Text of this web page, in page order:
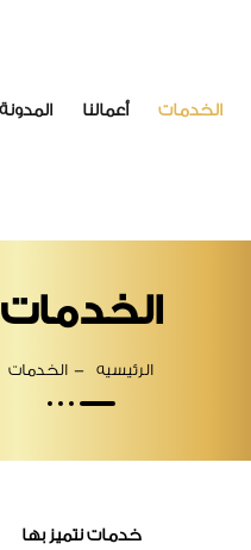
الخدمات أعمالنا المدونة
الخدمات
الرئيسيه الخدمات
خدمات نتميز بها